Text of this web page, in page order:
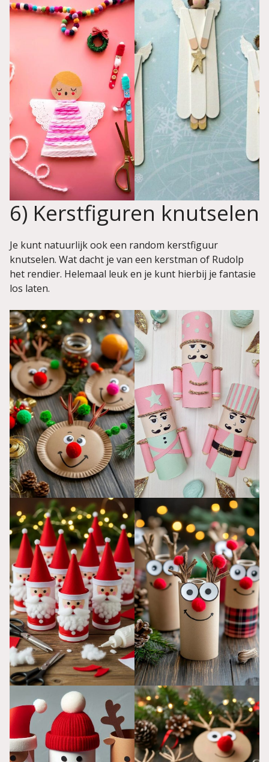
6) Kerstfiguren knutselen
Je kunt natuurlijk ook een random kerstfiguur
knutselen. Wat dacht je van een kerstman of Rudolp
het rendier. Helemaal leuk en je kunt hierbij je fantasie
los laten.